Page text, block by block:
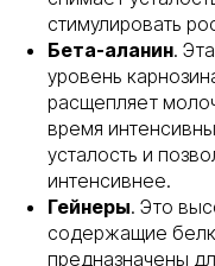
стимулировать
Бета-аланин.
уровень
расщепляет
время
усталость и
интенсивнее.
Гейнеры. Это
содержащие
предназначены